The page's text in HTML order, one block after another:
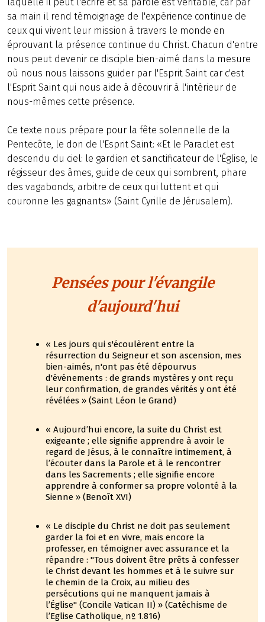
sa main il rend témoignage de l'expérience continue de
ceux qui vivent leur mission à travers le monde en
éprouvant la présence continue du Christ. Chacun d'entre
nous peut devenir ce disciple bien-aimé dans la mesure
où nous nous laissons guider par l'Esprit Saint car c'est
l'Esprit Saint qui nous aide à découvrir à l'intérieur de
nous-mêmes cette présence.
Ce texte nous prépare pour la fête solennelle de la
Pentecôte, le don de l'Esprit Saint: «Et le Paraclet est
descendu du ciel: le gardien et sanctificateur de l'Église, le
régisseur des âmes, guide de ceux qui sombrent, phare
des vagabonds, arbitre de ceux qui luttent et qui
couronne les gagnants» (Saint Cyrille de Jérusalem).
Pensées pour l'évangile
d'aujourd'hui
« Les jours qui s'écoulèrent entre la
résurrection du Seigneur et son ascension, mes
bien-aimés, n'ont pas été dépourvus
d'événements : de grands mystères y ont reçu
leur confirmation, de grandes vérités y ont été
révélées » (Saint Léon le Grand)
« Aujourd’hui encore, la suite du Christ est
exigeante ; elle signifie apprendre à avoir le
regard de Jésus, à le connaître intimement, à
l’écouter dans la Parole et à le rencontrer
dans les Sacrements ; elle signifie encore
apprendre à conformer sa propre volonté à la
Sienne » (Benoît XVI)
« Le disciple du Christ ne doit pas seulement
garder la foi et en vivre, mais encore la
professer, en témoigner avec assurance et la
répandre : "Tous doivent être prêts à confesser
le Christ devant les hommes et à le suivre sur
le chemin de la Croix, au milieu des
persécutions qui ne manquent jamais à
l’Église" (Concile Vatican II) » (Catéchisme de
l’Eglise Catholique, nº 1.816)